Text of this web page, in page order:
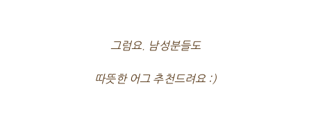
그럼요. 남성분들도
따뜻한 어그 추천드려요 :)